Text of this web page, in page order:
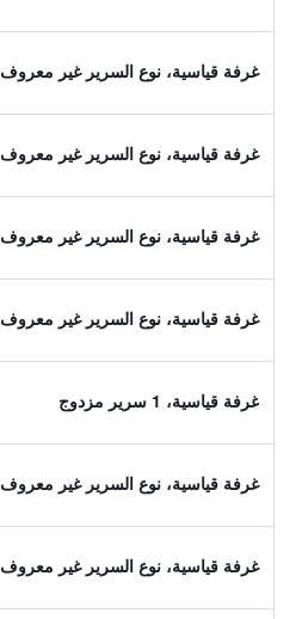
غرفة قياسية، نوع السرير غير معروف
غرفة قياسية، نوع السرير غير معروف
غرفة قياسية، نوع السرير غير معروف
غرفة قياسية، نوع السرير غير معروف
غرفة قياسية، 1 سرير مزدوج
غرفة قياسية، نوع السرير غير معروف
غرفة قياسية، نوع السرير غير معروف